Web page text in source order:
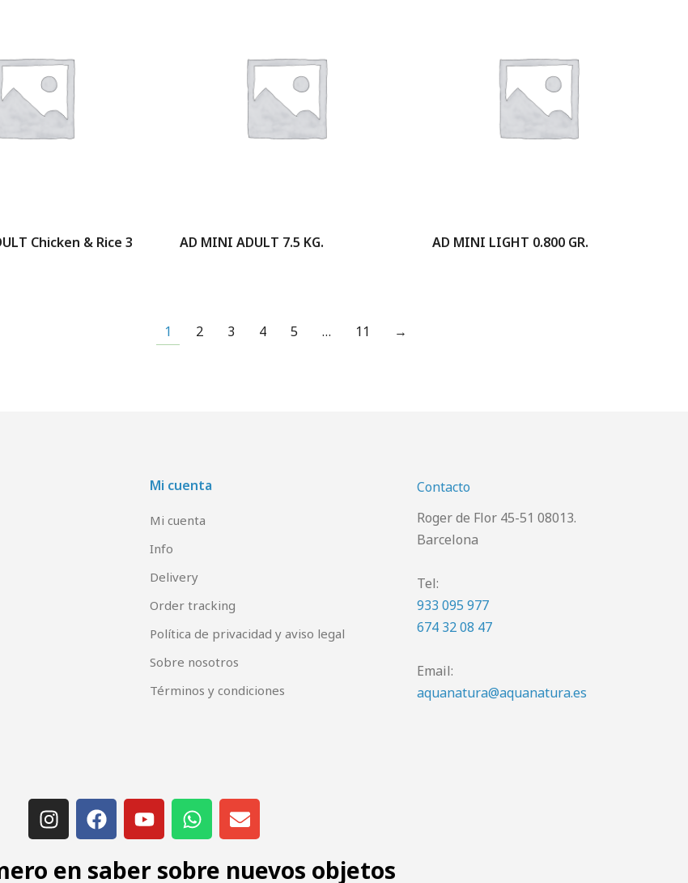
Chicken & Rice 3
AD MINI ADULT 7.5 KG. AD MINI LIGHT 0.800 GR.
1 2 3 4 5 … 11 →
Mi cuenta
Mi cuenta
Info
Delivery
Order tracking
Política de privacidad y aviso legal
Sobre nosotros
Términos y condiciones
Contacto
Roger de Flor 45-51 08013.
Barcelona
Tel:
933 095 977
674 32 08 47
Email:
aquanatura@aquanatura.es
en saber sobre nuevos objetos